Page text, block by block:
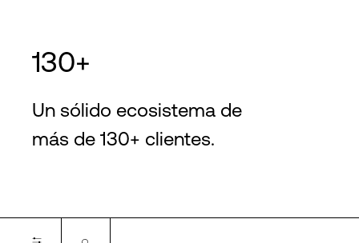
130+
Un sólido ecosistema de
más de 130+ clientes.